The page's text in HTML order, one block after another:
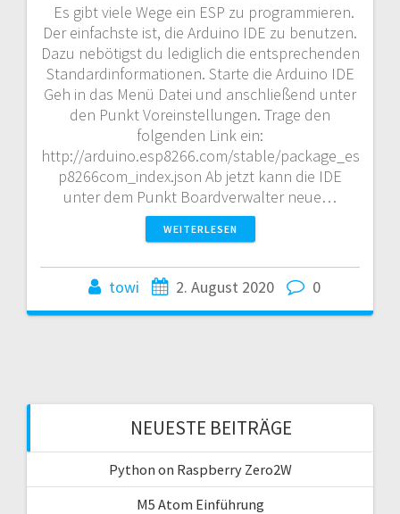
Es gibt viele Wege ein ESP zu programmieren.
Der einfachste ist, die Arduino IDE zu benutzen.
Dazu nebötigst du lediglich die entsprechenden
Standardinformationen. Starte die Arduino IDE
Geh in das Menü Datei und anschließend unter
den Punkt Voreinstellungen. Trage den
folgenden Link ein:
http://arduino.esp8266.com/stable/package_es
p8266com_index.json Ab jetzt kann die IDE
unter dem Punkt Boardverwalter neue…
WEITERLESEN
towi 2. August 2020 0
NEUESTE BEITRÄGE
Python on Raspberry Zero2W
M5 Atom Einführung